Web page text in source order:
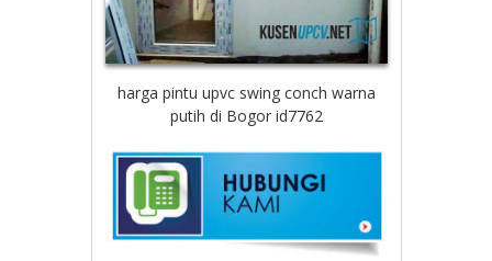
harga pintu upvc swing conch warna
putih di Bogor id7762